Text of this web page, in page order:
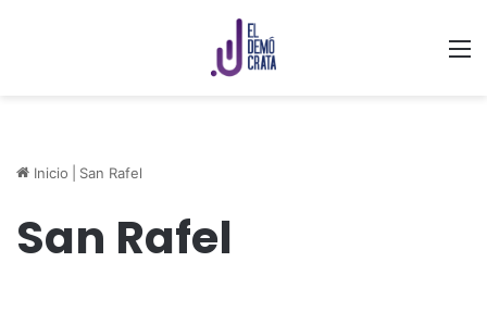
Inicio San Rafel
San Rafel